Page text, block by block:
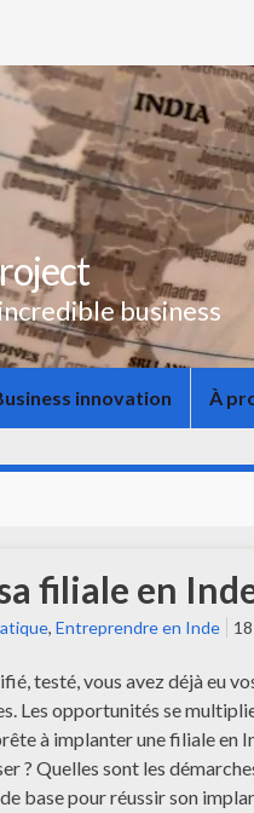
business
innovation À
filiale en
, Entreprendre en Inde
testé, vous avez déjà eu
Les opportunités se
à implanter une filiale en
? Quelles sont les
base pour réussir son